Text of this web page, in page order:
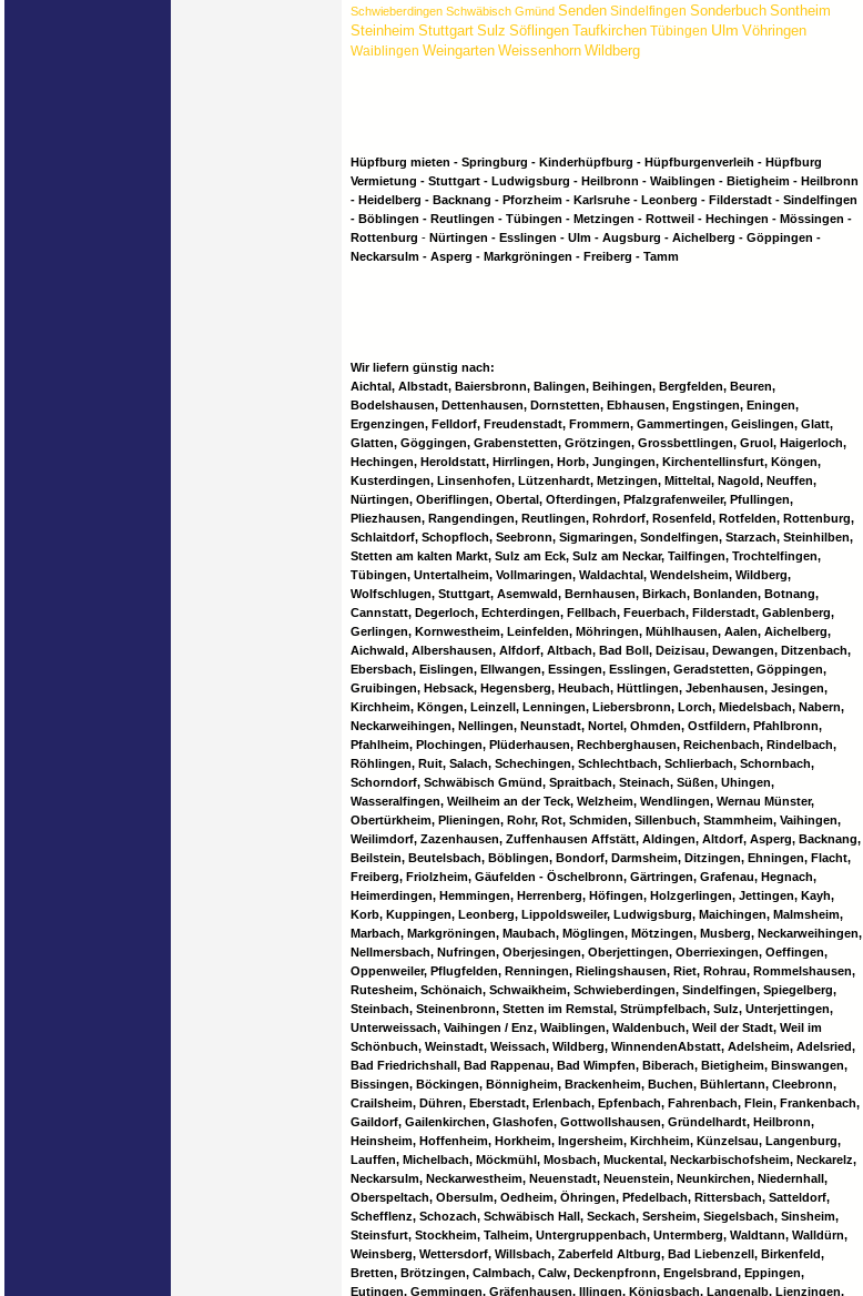
Schwieberdingen Schwäbisch Gmünd Senden Sindelfingen Sonderbuch Sontheim
Steinheim Stuttgart Sulz Söflingen Taufkirchen Tübingen Ulm Vöhringen
Waiblingen Weingarten Weissenhorn Wildberg
Hüpfburg mieten - Springburg - Kinderhüpfburg - Hüpfburgenverleih - Hüpfburg
Vermietung - Stuttgart - Ludwigsburg - Heilbronn - Waiblingen - Bietigheim - Heilbronn
- Heidelberg - Backnang - Pforzheim - Karlsruhe - Leonberg - Filderstadt - Sindelfingen
- Böblingen - Reutlingen - Tübingen - Metzingen - Rottweil - Hechingen - Mössingen -
Rottenburg - Nürtingen - Esslingen - Ulm - Augsburg - Aichelberg - Göppingen -
Neckarsulm - Asperg - Markgröningen - Freiberg - Tamm
Wir liefern günstig nach:
Aichtal, Albstadt, Baiersbronn, Balingen, Beihingen, Bergfelden, Beuren,
Bodelshausen, Dettenhausen, Dornstetten, Ebhausen, Engstingen, Eningen,
Ergenzingen, Felldorf, Freudenstadt, Frommern, Gammertingen, Geislingen, Glatt,
Glatten, Göggingen, Grabenstetten, Grötzingen, Grossbettlingen, Gruol, Haigerloch,
Hechingen, Heroldstatt, Hirrlingen, Horb, Jungingen, Kirchentellinsfurt, Köngen,
Kusterdingen, Linsenhofen, Lützenhardt, Metzingen, Mitteltal, Nagold, Neuffen,
Nürtingen, Oberiflingen, Obertal, Ofterdingen, Pfalzgrafenweiler, Pfullingen,
Pliezhausen, Rangendingen, Reutlingen, Rohrdorf, Rosenfeld, Rotfelden, Rottenburg,
Schlaitdorf, Schopfloch, Seebronn, Sigmaringen, Sondelfingen, Starzach, Steinhilben,
Stetten am kalten Markt, Sulz am Eck, Sulz am Neckar, Tailfingen, Trochtelfingen,
Tübingen, Untertalheim, Vollmaringen, Waldachtal, Wendelsheim, Wildberg,
Wolfschlugen, Stuttgart, Asemwald, Bernhausen, Birkach, Bonlanden, Botnang,
Cannstatt, Degerloch, Echterdingen, Fellbach, Feuerbach, Filderstadt, Gablenberg,
Gerlingen, Kornwestheim, Leinfelden, Möhringen, Mühlhausen, Aalen, Aichelberg,
Aichwald, Albershausen, Alfdorf, Altbach, Bad Boll, Deizisau, Dewangen, Ditzenbach,
Ebersbach, Eislingen, Ellwangen, Essingen, Esslingen, Geradstetten, Göppingen,
Gruibingen, Hebsack, Hegensberg, Heubach, Hüttlingen, Jebenhausen, Jesingen,
Kirchheim, Köngen, Leinzell, Lenningen, Liebersbronn, Lorch, Miedelsbach, Nabern,
Neckarweihingen, Nellingen, Neunstadt, Nortel, Ohmden, Ostfildern, Pfahlbronn,
Pfahlheim, Plochingen, Plüderhausen, Rechberghausen, Reichenbach, Rindelbach,
Röhlingen, Ruit, Salach, Schechingen, Schlechtbach, Schlierbach, Schornbach,
Schorndorf, Schwäbisch Gmünd, Spraitbach, Steinach, Süßen, Uhingen,
Wasseralfingen, Weilheim an der Teck, Welzheim, Wendlingen, Wernau Münster,
Obertürkheim, Plieningen, Rohr, Rot, Schmiden, Sillenbuch, Stammheim, Vaihingen,
Weilimdorf, Zazenhausen, Zuffenhausen Affstätt, Aldingen, Altdorf, Asperg, Backnang,
Beilstein, Beutelsbach, Böblingen, Bondorf, Darmsheim, Ditzingen, Ehningen, Flacht,
Freiberg, Friolzheim, Gäufelden - Öschelbronn, Gärtringen, Grafenau, Hegnach,
Heimerdingen, Hemmingen, Herrenberg, Höfingen, Holzgerlingen, Jettingen, Kayh,
Korb, Kuppingen, Leonberg, Lippoldsweiler, Ludwigsburg, Maichingen, Malmsheim,
Marbach, Markgröningen, Maubach, Möglingen, Mötzingen, Musberg, Neckarweihingen,
Nellmersbach, Nufringen, Oberjesingen, Oberjettingen, Oberriexingen, Oeffingen,
Oppenweiler, Pflugfelden, Renningen, Rielingshausen, Riet, Rohrau, Rommelshausen,
Rutesheim, Schönaich, Schwaikheim, Schwieberdingen, Sindelfingen, Spiegelberg,
Steinbach, Steinenbronn, Stetten im Remstal, Strümpfelbach, Sulz, Unterjettingen,
Unterweissach, Vaihingen / Enz, Waiblingen, Waldenbuch, Weil der Stadt, Weil im
Schönbuch, Weinstadt, Weissach, Wildberg, WinnendenAbstatt, Adelsheim, Adelsried,
Bad Friedrichshall, Bad Rappenau, Bad Wimpfen, Biberach, Bietigheim, Binswangen,
Bissingen, Böckingen, Bönnigheim, Brackenheim, Buchen, Bühlertann, Cleebronn,
Crailsheim, Dühren, Eberstadt, Erlenbach, Epfenbach, Fahrenbach, Flein, Frankenbach,
Gaildorf, Gailenkirchen, Glashofen, Gottwollshausen, Gründelhardt, Heilbronn,
Heinsheim, Hoffenheim, Horkheim, Ingersheim, Kirchheim, Künzelsau, Langenburg,
Lauffen, Michelbach, Möckmühl, Mosbach, Muckental, Neckarbischofsheim, Neckarelz,
Neckarsulm, Neckarwestheim, Neuenstadt, Neuenstein, Neunkirchen, Niedernhall,
Oberspeltach, Obersulm, Oedheim, Öhringen, Pfedelbach, Rittersbach, Satteldorf,
Schefflenz, Schozach, Schwäbisch Hall, Seckach, Sersheim, Siegelsbach, Sinsheim,
Steinsfurt, Stockheim, Talheim, Untergruppenbach, Untermberg, Waldtann, Walldürn,
Weinsberg, Wettersdorf, Willsbach, Zaberfeld Altburg, Bad Liebenzell, Birkenfeld,
Bretten, Brötzingen, Calmbach, Calw, Deckenpfronn, Engelsbrand, Eppingen,
Eutingen, Gemmingen, Gräfenhausen, Illingen, Königsbach, Langenalb, Lienzingen,